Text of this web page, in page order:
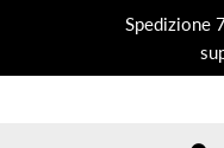
Spedizione